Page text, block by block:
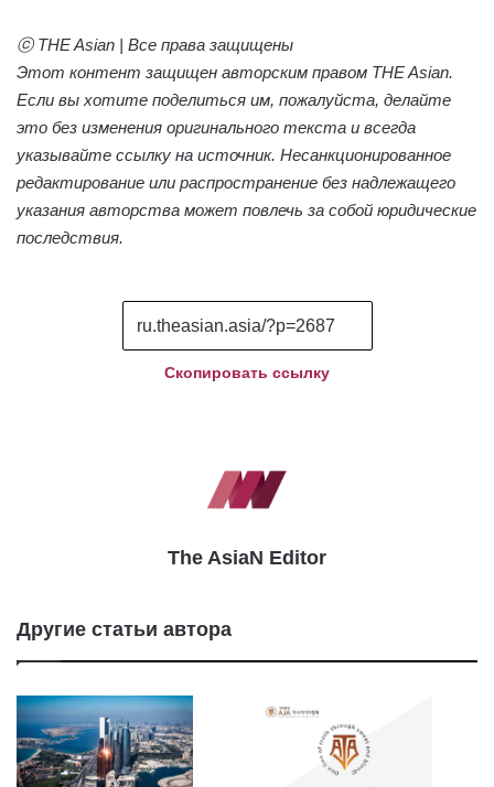
ⓒ THE Asian | Все права защищены
Этот контент защищен авторским правом THE Asian.
Если вы хотите поделиться им, пожалуйста, делайте
это без изменения оригинального текста и всегда
указывайте ссылку на источник. Несанкционированное
редактирование или распространение без надлежащего
указания авторства может повлечь за собой юридические
последствия.
Скопировать ссылку
The AsiaN Editor
Другие статьи автора